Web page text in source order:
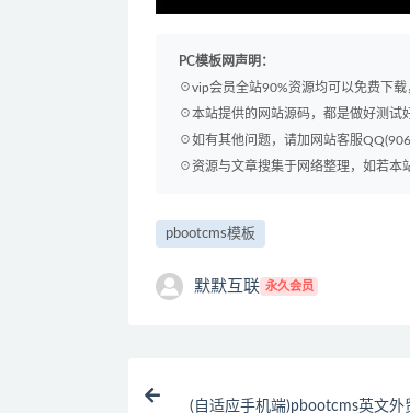
PC模板网声明：
☉vip会员全站90%资源均可以免费下载
☉本站提供的网站源码，都是做好测试
☉如有其他问题，请加网站客服
☉资源与文章搜集于网络整理，如若本
pbootcms模板
默默互联 永久会员
(自适应手机端)pbootcms英文外